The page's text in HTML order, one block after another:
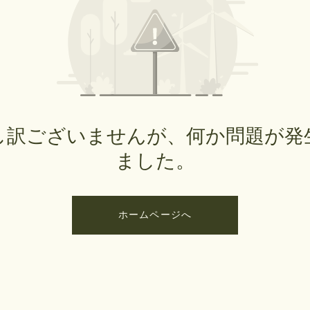
訳ございませんが、何か問題が発
ました。
ホームページへ